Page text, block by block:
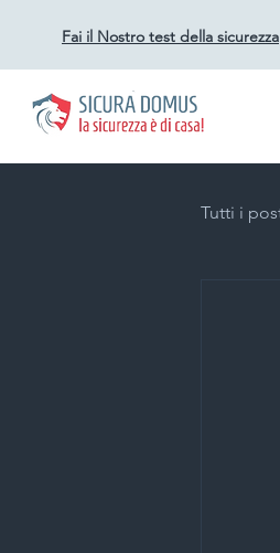
Fai il Nostro test della sicurezza
Tutti i